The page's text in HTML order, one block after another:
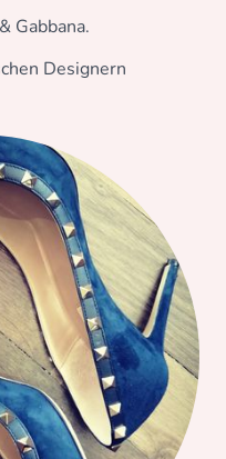
Gabbana.
Designern